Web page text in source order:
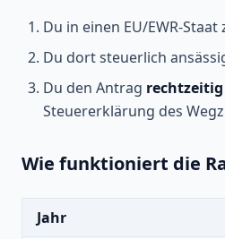
Du in einen EU/EWR-Staat
Du dort steuerlich
Du den Antrag rechtzeitig
Steuererklärung des
Wie funktioniert die
Jahr